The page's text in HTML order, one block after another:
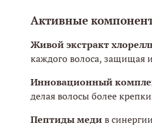
Активные
Живой экстракт
каждого волоса, защищая
Инновационный
делая волосы более
Пептиды медив